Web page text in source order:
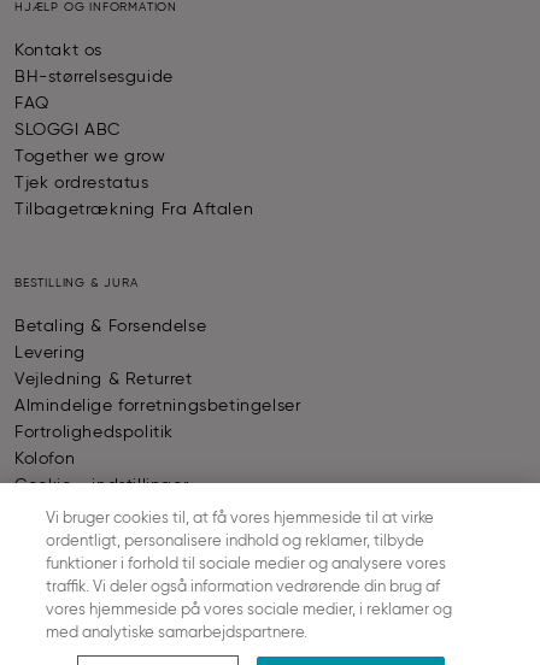
HJÆLP OG INFORMATION
Kontakt os
BH-størrelsesguide
FAQ
SLOGGI ABC
Together we grow
Tjek ordrestatus
Tilbagetrækning Fra Aftalen
BESTILLING & JURA
Betaling & Forsendelse
Levering
Vejledning & Returret
Almindelige forretningsbetingelser
Fortrolighedspolitik
Kolofon
Cookie - indstillinger
BETALING
© SLOGGI2026ALL RIGHTS RESERVED
Vi bruger cookies til, at få vores hjemmeside til at virke
ordentligt, personalisere indhold og reklamer, tilbyde
funktioner i forhold til sociale medier og analysere vores
traffik. Vi deler også information vedrørende din brug af
vores hjemmeside på vores sociale medier, i reklamer og
med analytiske samarbejdspartnere.